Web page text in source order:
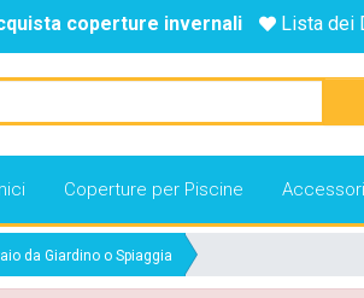
coperture invernali Lista dei
Coperture per Piscine Accessori
da Giardino o Spiaggia